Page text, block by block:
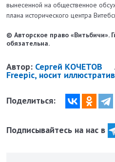
вынесенной на общественное
плана исторического центра
© Авторское право «Витьбичи».
обязательна.
Автор: Сергей КОЧЕТОВ
Freepic, носит
Поделиться:
Подписывайтесь на нас в